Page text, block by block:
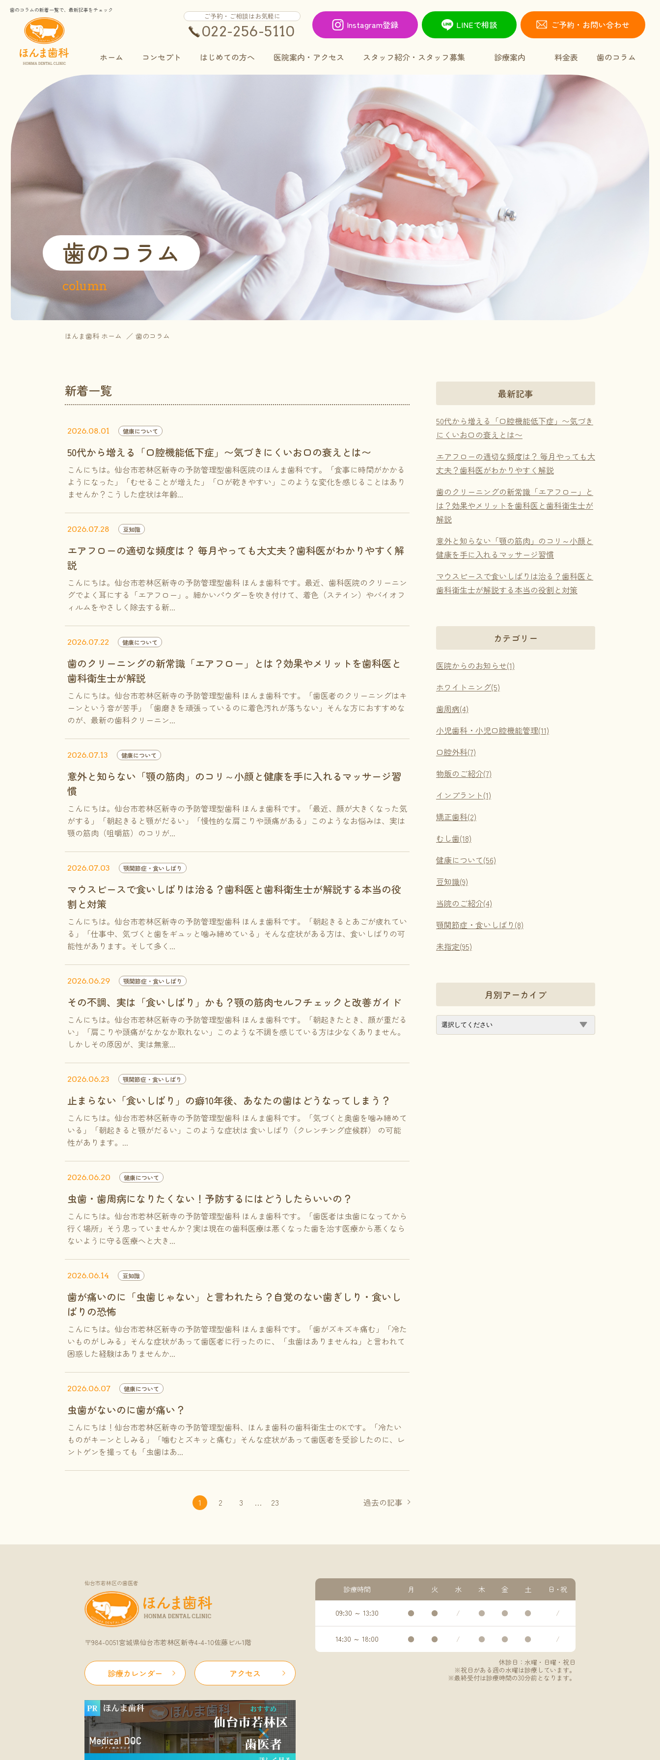
歯のコラムの新着一覧で、最新記事をチェック
ご予約・ご相談はお気軽に
022-256-5110 Instagram登録 LINEで相談 ご予約・お問い合わせ
ホーム コンセプト はじめての方へ 医院案内・アクセス スタッフ紹介・スタッフ募集 診療案内
予防・メンテナンス 歯周病
セラミック治療 顎関節症 インプラント埋入治療
入れ歯 マタニティ歯科治療
料金表 歯のコラム
歯のコラム
column
ほんま歯科 ホーム 歯のコラム
新着一覧
2026.08.01 健康について
50代から増える「口腔機能低下症」〜気づきにくいお口の衰えとは〜
こんにちは。仙台市若林区新寺の予防管理型歯科医院のほんま歯科です。「食事に時間がかかる
ようになった」「むせることが増えた」「口が乾きやすい」このような変化を感じることはあり
ませんか？こうした症状は年齢...
2026.07.28 豆知識
エアフローの適切な頻度は？ 毎月やっても大丈夫？歯科医がわかりやすく解
説
こんにちは。仙台市若林区新寺の予防管理型歯科 ほんま歯科です。最近、歯科医院のクリーニン
グでよく耳にする「エアフロー」。細かいパウダーを吹き付けて、着色（ステイン）やバイオフ
ィルムをやさしく除去する新...
2026.07.22 健康について
歯のクリーニングの新常識「エアフロー」とは？効果やメリットを歯科医と
歯科衛生士が解説
こんにちは。仙台市若林区新寺の予防管理型歯科 ほんま歯科です。「歯医者のクリーニングはキ
ーンという音が苦手」「歯磨きを頑張っているのに着色汚れが落ちない」そんな方におすすめな
のが、最新の歯科クリーニン...
2026.07.13 健康について
意外と知らない「顎の筋肉」のコリ～小顔と健康を手に入れるマッサージ習
慣
こんにちは。仙台市若林区新寺の予防管理型歯科 ほんま歯科です。「最近、顔が大きくなった気
がする」「朝起きると顎がだるい」「慢性的な肩こりや頭痛がある」このようなお悩みは、実は
顎の筋肉（咀嚼筋）のコリが...
2026.07.03 顎関節症・食いしばり
マウスピースで食いしばりは治る？歯科医と歯科衛生士が解説する本当の役
割と対策
こんにちは。仙台市若林区新寺の予防管理型歯科 ほんま歯科です。「朝起きるとあごが疲れてい
る」「仕事中、気づくと歯をギュッと噛み締めている」そんな症状がある方は、食いしばりの可
能性があります。そして多く...
2026.06.29 顎関節症・食いしばり
その不調、実は「食いしばり」かも？顎の筋肉セルフチェックと改善ガイド
こんにちは。仙台市若林区新寺の予防管理型歯科 ほんま歯科です。「朝起きたとき、顔が重だる
い」「肩こりや頭痛がなかなか取れない」このような不調を感じている方は少なくありません。
しかしその原因が、実は無意...
2026.06.23 顎関節症・食いしばり
止まらない「食いしばり」の癖10年後、あなたの歯はどうなってしまう？
こんにちは。仙台市若林区新寺の予防管理型歯科 ほんま歯科です。「気づくと奥歯を噛み締めて
いる」「朝起きると顎がだるい」このような症状は 食いしばり（クレンチング症候群） の可能
性があります。...
2026.06.20 健康について
虫歯・歯周病になりたくない！予防するにはどうしたらいいの？
こんにちは。仙台市若林区新寺の予防管理型歯科 ほんま歯科です。「歯医者は虫歯になってから
行く場所」そう思っていませんか？実は現在の歯科医療は悪くなった歯を治す医療から悪くなら
ないように守る医療へと大き...
2026.06.14 豆知識
歯が痛いのに「虫歯じゃない」と言われたら？自覚のない歯ぎしり・食いし
ばりの恐怖
こんにちは。仙台市若林区新寺の予防管理型歯科 ほんま歯科です。「歯がズキズキ痛む」「冷た
いものがしみる」そんな症状があって歯医者に行ったのに、「虫歯はありませんね」と言われて
困惑した経験はありませんか...
2026.06.07 健康について
虫歯がないのに歯が痛い？
こんにちは！仙台市若林区新寺の予防管理型歯科、ほんま歯科の歯科衛生士のKです。「冷たい
ものがキーンとしみる」「噛むとズキッと痛む」そんな症状があって歯医者を受診したのに、レ
ントゲンを撮っても「虫歯はあ...
1 2 3 … 23 過去の記事
最新記事
50代から増える「口腔機能低下症」〜気づき
にくいお口の衰えとは〜
エアフローの適切な頻度は？ 毎月やっても大
丈夫？歯科医がわかりやすく解説
歯のクリーニングの新常識「エアフロー」と
は？効果やメリットを歯科医と歯科衛生士が
解説
意外と知らない「顎の筋肉」のコリ～小顔と
健康を手に入れるマッサージ習慣
マウスピースで食いしばりは治る？歯科医と
歯科衛生士が解説する本当の役割と対策
カテゴリー
医院からのお知らせ(1)
ホワイトニング(5)
歯周病(4)
小児歯科・小児口腔機能管理(11)
口腔外科(7)
物販のご紹介(7)
インプラント(1)
矯正歯科(2)
むし歯(18)
健康について(56)
豆知識(9)
当院のご紹介(4)
顎関節症・食いしばり(8)
未指定(95)
月別アーカイブ
仙台市若林区の歯医者
〒984-0051宮城県仙台市若林区新寺4-4-10佐藤ビル1階
診療カレンダー アクセス
診療時間 月 火 水 木 金 土 日・祝
09:30 ～ 13:30 ● ● / ● ● ● /
14:30 ～ 18:00 ● ● / ● ● ● /
休診日：水曜・日曜・祝日
※祝日がある週の水曜は診療しています。
※最終受付は診療時間の30分前となります。